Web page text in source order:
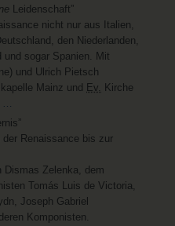
Leidenschaft”
nicht nur aus Italien,
den Niederlanden,
und sogar Spanien. Mit
und Ulrich Pietsch
Mainz und Ev. Kirche
…
Renaissance bis zur
Dismas Zelenka, dem
Tomás Luis de Victoria,
Joseph Gabriel
Komponisten.